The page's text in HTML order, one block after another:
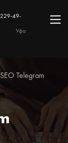
49-
Уфа
SEO Telegram